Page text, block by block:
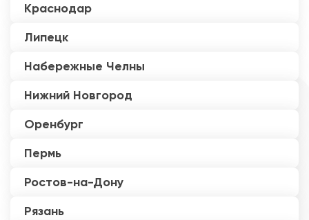
Краснодар
Липецк
Набережные Челны
Нижний Новгород
Оренбург
Пермь
Ростов-на-Дону
Рязань